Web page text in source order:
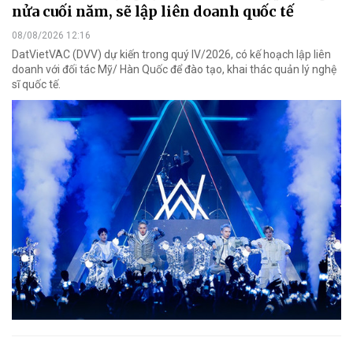
nửa cuối năm, sẽ lập liên doanh quốc tế
08/08/2026 12:16
DatVietVAC (DVV) dự kiến trong quý IV/2026, có kế hoạch lập liên
doanh với đối tác Mỹ/ Hàn Quốc để đào tạo, khai thác quản lý nghệ
sĩ quốc tế.